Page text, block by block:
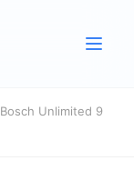
Bosch Unlimited 9